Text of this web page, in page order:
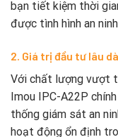
bạn tiết kiệm thời
được tình hình an
2. Giá trị đầu tư lâu
Với chất lượng vượt
Imou IPC-A22P
thống giám sát an
hoạt động ổn định